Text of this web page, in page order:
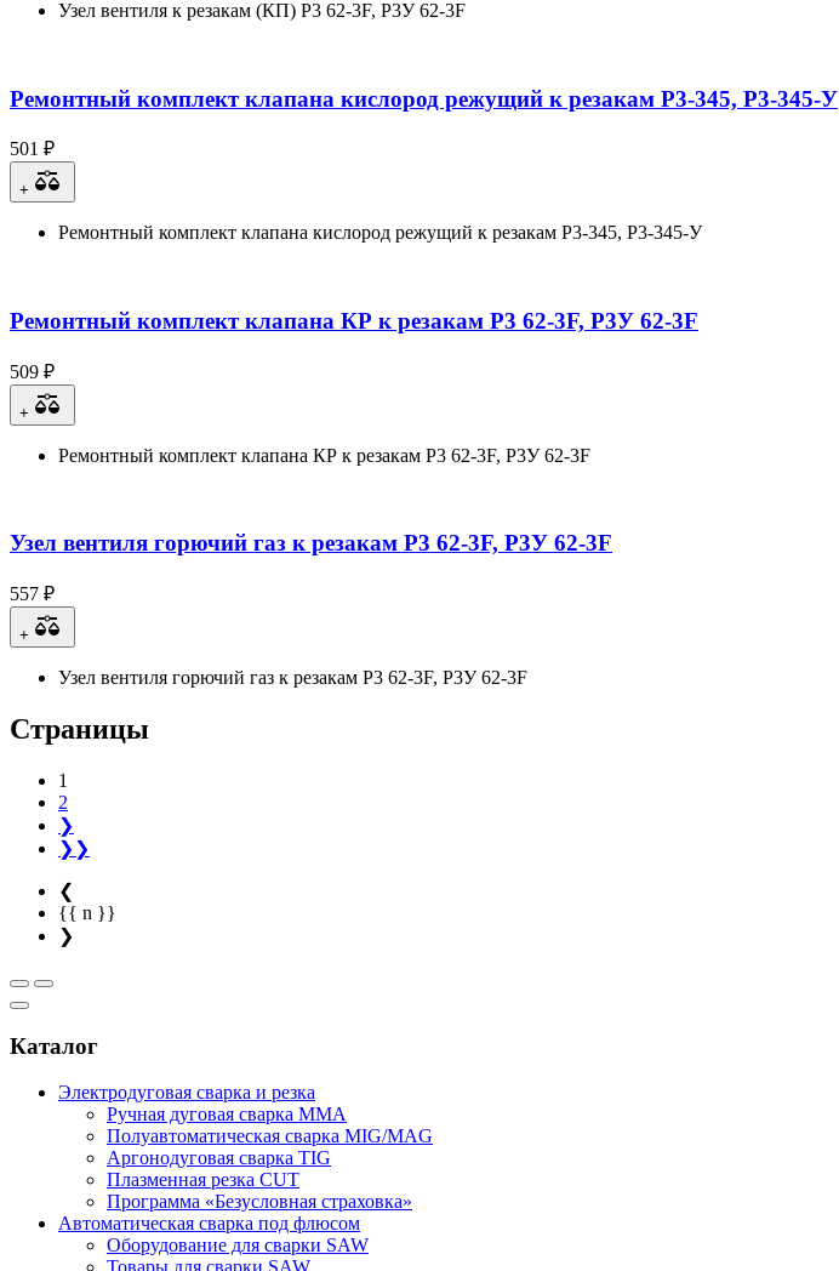
Узел вентиля к резакам (КП) Р3 62-3F, Р3У 62-3F
Ремонтный комплект клапана кислород режущий к резакам Р3-345, Р3-345-У
501 ₽
+
Ремонтный комплект клапана кислород режущий к резакам Р3-345, Р3-345-У
Ремонтный комплект клапана КР к резакам Р3 62-3F, Р3У 62-3F
509 ₽
+
Ремонтный комплект клапана КР к резакам Р3 62-3F, Р3У 62-3F
Узел вентиля горючий газ к резакам Р3 62-3F, Р3У 62-3F
557 ₽
+
Узел вентиля горючий газ к резакам Р3 62-3F, Р3У 62-3F
Страницы
1
2
❯
❯❯
❮
{{ n }}
❯
Каталог
Электродуговая сварка и резка
Ручная дуговая сварка MMA
Полуавтоматическая сварка MIG/MAG
Аргонодуговая сварка TIG
Плазменная резка CUT
Программа «Безусловная страховка»
Автоматическая сварка под флюсом
Оборудование для сварки SAW